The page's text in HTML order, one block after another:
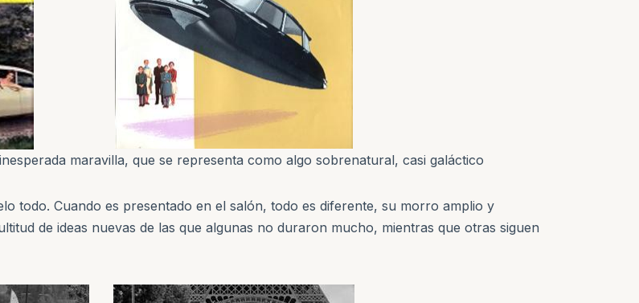
maravilla, que se representa como algo sobrenatural, casi galáctico
todo. Cuando es presentado en el salón, todo es diferente, su morro amplio y
de ideas nuevas de las que algunas no duraron mucho, mientras que otras siguen